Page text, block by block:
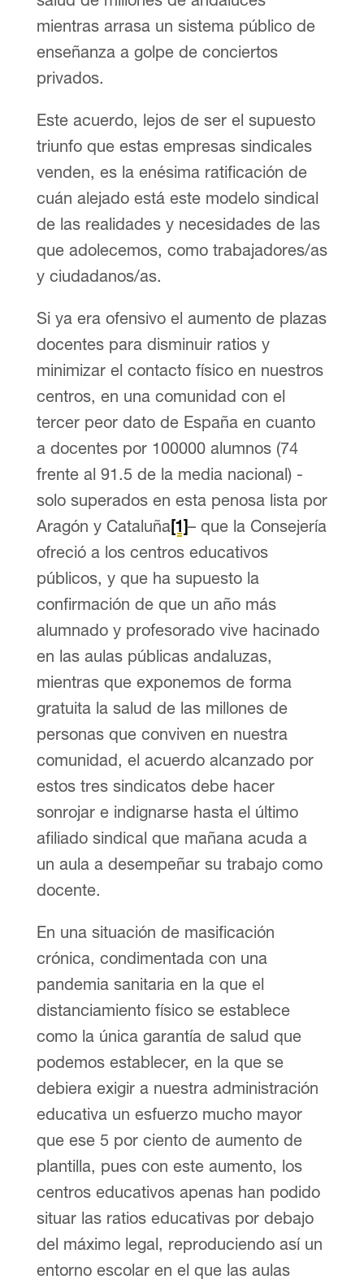
mientras arrasa un sistema público de
enseñanza a golpe de conciertos
privados.
Este acuerdo, lejos de ser el supuesto
triunfo que estas empresas sindicales
venden, es la enésima ratificación de
cuán alejado está este modelo sindical
de las realidades y necesidades de las
que adolecemos, como trabajadores/as
y ciudadanos/as.
Si ya era ofensivo el aumento de plazas
docentes para disminuir ratios y
minimizar el contacto físico en nuestros
centros, en una comunidad con el
tercer peor dato de España en cuanto
a docentes por 100000 alumnos (74
frente al 91.5 de la media nacional) -
solo superados en esta penosa lista por
Aragón y Cataluña[1]– que la Consejería
ofreció a los centros educativos
públicos, y que ha supuesto la
confirmación de que un año más
alumnado y profesorado vive hacinado
en las aulas públicas andaluzas,
mientras que exponemos de forma
gratuita la salud de las millones de
personas que conviven en nuestra
comunidad, el acuerdo alcanzado por
estos tres sindicatos debe hacer
sonrojar e indignarse hasta el último
afiliado sindical que mañana acuda a
un aula a desempeñar su trabajo como
docente.
En una situación de masificación
crónica, condimentada con una
pandemia sanitaria en la que el
distanciamiento físico se establece
como la única garantía de salud que
podemos establecer, en la que se
debiera exigir a nuestra administración
educativa un esfuerzo mucho mayor
que ese 5 por ciento de aumento de
plantilla, pues con este aumento, los
centros educativos apenas han podido
situar las ratios educativas por debajo
del máximo legal, reproduciendo así un
entorno escolar en el que las aulas